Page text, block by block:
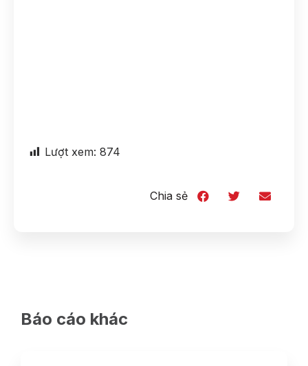
Lượt xem: 874
Chia sẻ
Báo cáo khác